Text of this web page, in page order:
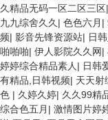
久精品无码一区二区三区|
九九综舍久久 | 色色六月 |
频| 影音先锋资源站| 日
啪啪啪| 伊人影院久久网|
婷婷综合精品素人 | 日韩
有精品,日韩视频| 天天射
色 | 久婷久婷| 久久99精
综合色五月 | 激情图片婷